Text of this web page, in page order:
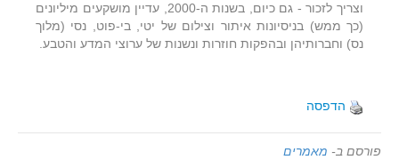
וצריך לזכור - גם כיום, בשנות ה-2000, עדיין מושקעים מיליונים
(כך ממש) בניסיונות איתור וצילום של יטי, בי-פוט, נסי (מלוך
נס) וחברותיהן ובהפקות חוזרות ונשנות של ערוצי המדע והטבע.
הדפסה
פורסם ב- מאמרים